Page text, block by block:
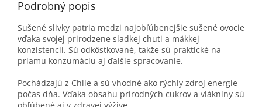
Podrobný popis
Sušené slivky patria medzi najobľúbenejšie sušené ovocie
vďaka svojej prirodzene sladkej chuti a mäkkej
konzistencii. Sú odkôstkované, takže sú praktické na
priamu konzumáciu aj ďalšie spracovanie.
Pochádzajú z Chile a sú vhodné ako rýchly zdroj energie
počas dňa. Vďaka obsahu prírodných cukrov a vlákniny sú